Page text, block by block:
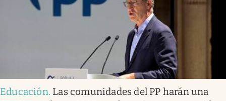
Educación. Las comunidades del PP harán una